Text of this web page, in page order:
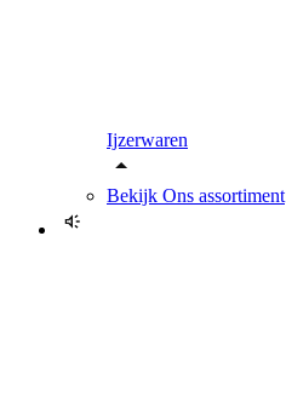
Ijzerwaren
Bekijk Ons assortiment